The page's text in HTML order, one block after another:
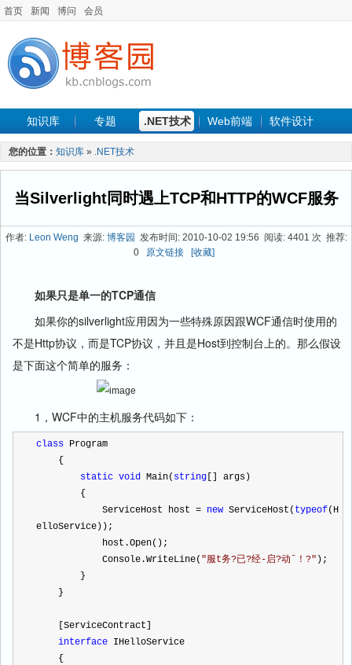
首页 新闻 博问 会员
知识库 专题 .NET技术 Web前端 软件设计
手机开发 软件工程
最新文章
您的位置： 知识库 » .NET技术
当Silverlight同时遇上TCP和HTTP的WCF服务
作者: Leon Weng 来源: 博客园 发布时间: 2010-10-02 19:56 阅读: 4401 次 推荐:
0
原文链接 [收藏]
如果只是单一的TCP通信
如果你的silverlight应用因为一些特殊原因跟WCF通信时使用的
不是Http协议，而是TCP协议，并且是Host到控制台上的。那么假设
是下面这个简单的服务：
1，WCF中的主机服务代码如下：
class Program
    {
static void Main( string [] args)
        {
            ServiceHost host
= new ServiceHost( typeof(H
elloService));
            host.Open();
            Console.WriteLine(
"服t务?已?经-启?动ˉ！?" );
        }
    }
    [ServiceContract]
interface IHelloService
    {